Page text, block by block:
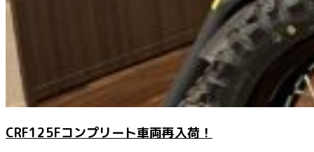
CRF125Fコンプリート車両再入荷！